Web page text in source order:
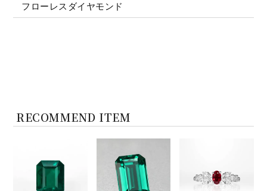
フローレスダイヤモンド
RECOMMEND ITEM